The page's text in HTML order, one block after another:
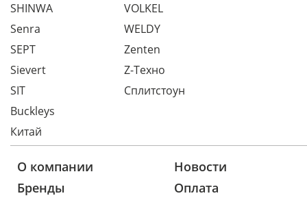
SHINWA
Senra
SEPT
Sievert
SIT
VOLKEL
WELDY
Zenten
Z-Техно
Сплитстоун
Buckleys
Китай
О компании
Новости
Бренды
Оплата